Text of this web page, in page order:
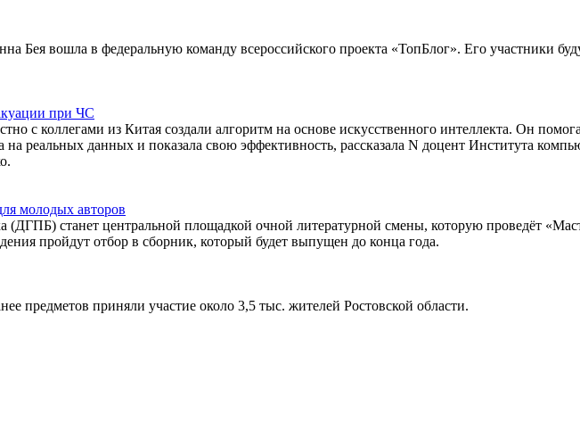
Бея вошла в федеральную команду всероссийского проекта «ТопБлог». Его участники
при ЧС
с коллегами из Китая создали алгоритм на основе искусственного интеллекта. Он
реальных данных и показала свою эффективность, рассказала N доцент Института
молодых авторов
(ДГПБ) станет центральной площадкой очной литературной смены, которую проведёт
пройдут отбор в сборник, который будет выпущен до конца года.
предметов приняли участие около 3,5 тыс. жителей Ростовской области.